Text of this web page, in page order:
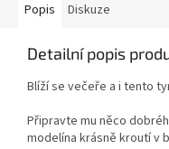
Popis Diskuze
Detailní popis
Blíží se večeře a i tento
Připravte mu něco
modelína krásně kroutí v